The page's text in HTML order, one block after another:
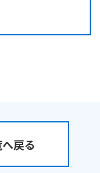
戻る